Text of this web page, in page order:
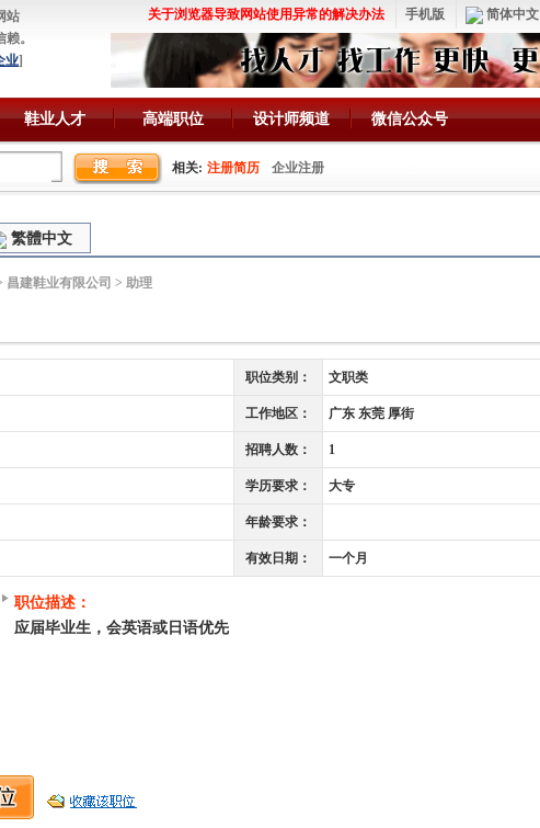
站
。
业]
简体中文
手机版
关于浏览器导致网站使用异常的解决办法
鞋业人才 高端职位 设计师频道 微信公众号
相关: 注册简历 企业注册
繁體中文
昌建鞋业有限公司 > 助理
职位类别： 文职类
工作地区： 广东 东莞 厚街
招聘人数： 1
学历要求： 大专
年龄要求：
有效日期： 一个月
职位描述：
应届毕业生，会英语或日语优先